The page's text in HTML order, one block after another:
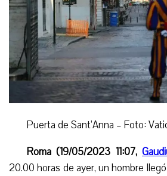
Puerta de Sant’Anna – Foto:
Roma (19/05/2023 11:07,
20.00 horas de ayer, un hombre